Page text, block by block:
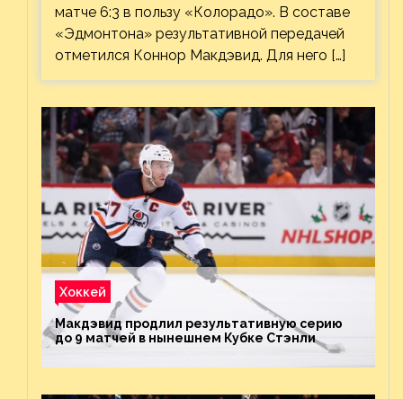
матче 6:3 в пользу «Колорадо». В составе
«Эдмонтона» результативной передачей
отметился Коннор Макдэвид. Для него […]
Хоккей
Макдэвид продлил результативную серию
до 9 матчей в нынешнем Кубке Стэнли